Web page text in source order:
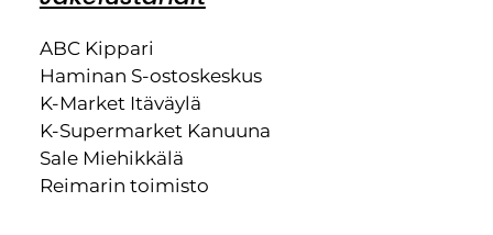
ABC Kippari
Haminan S-ostoskeskus
K-Market Itäväylä
K-Supermarket Kanuuna
Sale Miehikkälä
Reimarin toimisto